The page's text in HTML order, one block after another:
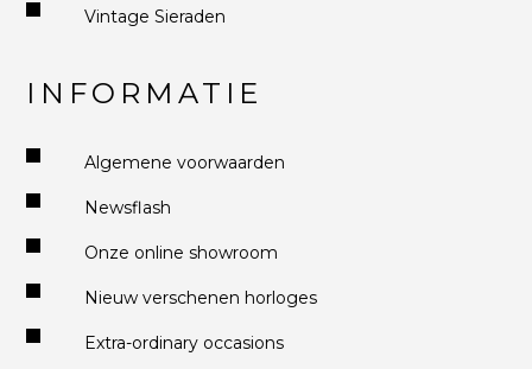
Vintage Sieraden
INFORMATIE
Algemene voorwaarden
Newsflash
Onze online showroom
Nieuw verschenen horloges
Extra-ordinary occasions